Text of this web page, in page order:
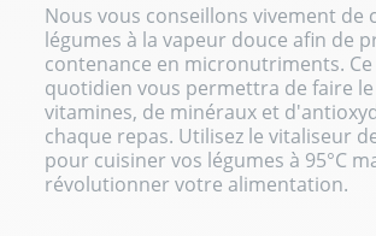
Nous vous conseillons vivement de
légumes à la vapeur douce afin de
contenance en micronutriments. Ce
quotidien vous permettra de faire
vitamines, de minéraux et
chaque repas. Utilisez le vitaliseur
pour cuisiner vos légumes à 95°C
révolutionner votre alimentation.